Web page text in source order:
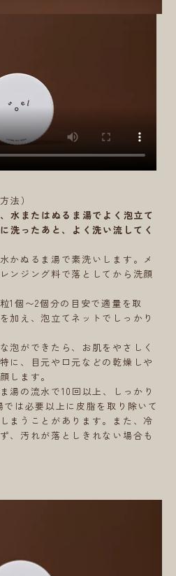
法）
水またはぬるま湯でよく泡立て
洗ったあと、よく洗い流してく
かぬるま湯で素洗いします。メ
ンジング料で落としてから洗顔
1個〜2個分の目安で適量を取
加え、泡立てネットでしっかり
泡ができたら、お肌をやさしく
に、目元や口元などの乾燥しや
します。
湯の流水で10回以上、しっかり
は必要以上に皮脂を取り除いて
まうことがあります。また、冷
、汚れが落としきれない場合も